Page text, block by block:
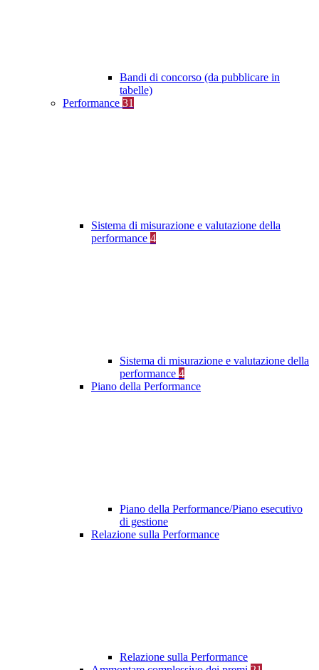
Bandi di concorso (da pubblicare in
tabelle)
Performance 31
Sistema di misurazione e valutazione della
performance 4
Sistema di misurazione e valutazione della
performance 4
Piano della Performance
Piano della Performance/Piano esecutivo
di gestione
Relazione sulla Performance
Relazione sulla Performance